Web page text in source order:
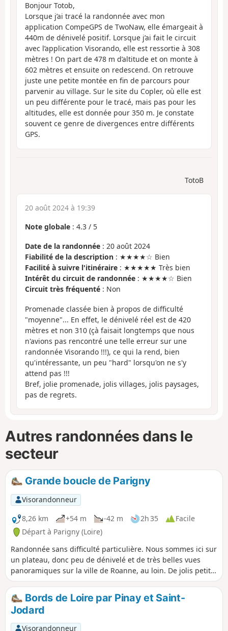
Bonjour Totob,
Lorsque j’ai tracé la randonnée avec mon
application CompeGPS de TwoNaw, elle émargeait à
440m de dénivelé positif. Lorsque j’ai fait le circuit
avec l’application Visorando, elle est ressortie à 308
mètres ! On part de 478 m d’altitude et on monte à
602 mètres et ensuite on redescend. On retrouve
juste une petite montée en fin de parcours pour
parvenir au village. Sur le site du Copler, où elle est
un peu différente pour le tracé, mais pas pour les
altitudes, elle est donnée pour 350 m. Je constate
souvent ce genre de divergences entre différents
GPS.
TotoB
20 août 2024 à 19:39
Note globale : 4.3 / 5
Date de la randonnée : 20 août 2024
Fiabilité de la description : ★★★★☆ Bien
Facilité à suivre l'itinéraire : ★★★★★ Très bien
Intérêt du circuit de randonnée : ★★★★☆ Bien
Circuit très fréquenté : Non
Promenade classée bien à propos de difficulté
"moyenne"... En effet, le dénivelé réel est de 420
mètres et non 310 (çà faisait longtemps que nous
n'avions pas rencontré une telle erreur sur une
randonnée Visorando !!!), ce qui la rend, bien
qu'intéressante, un peu "hard" lorsqu'on ne s'y
attend pas !!!
Bref, jolie promenade, jolis villages, jolis paysages,
pas de regrets.
Autres randonnées dans le
secteur
Grande boucle de Parigny
Visorandonneur
8,26 km
+54 m -42 m 2h 35
Facile
Départ à Parigny (Loire)
Randonnée sans difficulté particulière. Nous sommes ici sur
un plateau, donc peu de dénivelé et de très belles vues
panoramiques sur la ville de Roanne, au loin. De jolis petits
passages près de beaux étangs bien aménagés mais privés.
Le parcours est mi-chemin de terre, mi-petites voies
communales ou chemins goudronnés. Très peu de route
départementale.
Bords de Loire par Pinay et Saint-
Jodard
Visorandonneur